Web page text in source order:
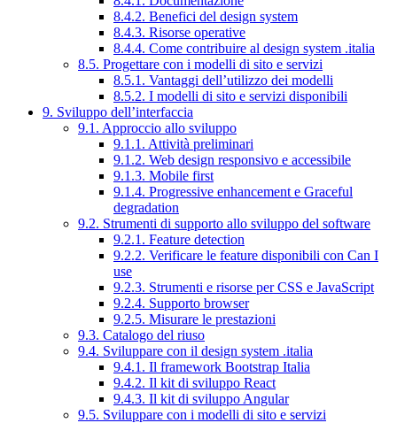
8.4.2. Benefici del design system
8.4.3. Risorse operative
8.4.4. Come contribuire al design system .italia
8.5. Progettare con i modelli di sito e servizi
8.5.1. Vantaggi dell’utilizzo dei modelli
8.5.2. I modelli di sito e servizi disponibili
9. Sviluppo dell’interfaccia
9.1. Approccio allo sviluppo
9.1.1. Attività preliminari
9.1.2. Web design responsivo e accessibile
9.1.3. Mobile first
9.1.4. Progressive enhancement e Graceful
degradation
9.2. Strumenti di supporto allo sviluppo del software
9.2.1. Feature detection
9.2.2. Verificare le feature disponibili con Can I
use
9.2.3. Strumenti e risorse per CSS e JavaScript
9.2.4. Supporto browser
9.2.5. Misurare le prestazioni
9.3. Catalogo del riuso
9.4. Sviluppare con il design system .italia
9.4.1. Il framework Bootstrap Italia
9.4.2. Il kit di sviluppo React
9.4.3. Il kit di sviluppo Angular
9.5. Sviluppare con i modelli di sito e servizi